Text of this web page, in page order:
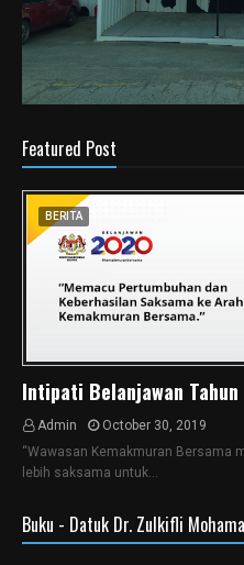
Featured Post
BERITA
Intipati Belanjawan
Admin
October 30, 2019
“Wawasan Kemakmuran Bersama
lebih saksama untuk…
Buku - Datuk Dr. Zulkifli